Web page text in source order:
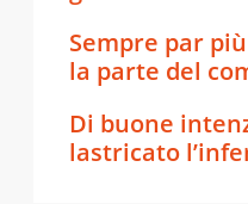
Sempre par
la parte del
Di buone
lastricato